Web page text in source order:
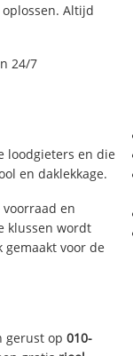
Altijd
24/7
loodgieters en die
en daklekkage.
en
klussen wordt
voor de
gerust op010-